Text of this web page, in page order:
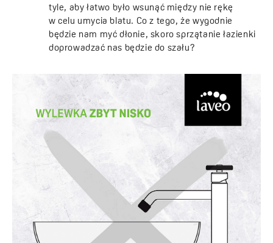
tyle, aby łatwo było wsunąć między nie rękę
w celu umycia blatu. Co z tego, że wygodnie
będzie nam myć dłonie, skoro sprzątanie łazienki
doprowadzać nas będzie do szału?